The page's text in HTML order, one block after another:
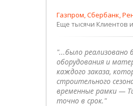
Газпром, Сбербанк,
Еще тысячи Клиентов
"...было реализовано
оборудования и
каждого заказа,
строительного
временные рамки —
точно в срок."